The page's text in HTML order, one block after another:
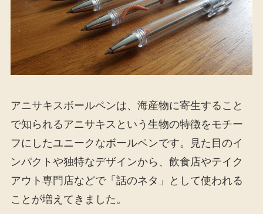
アニサキスボールペンは、海産物に寄生すること
で知られるアニサキスという生物の特徴をモチー
フにしたユニークなボールペンです。見た目のイ
ンパクトや独特なデザインから、飲食店やテイク
アウト専門店などで「話のネタ」として使われる
ことが増えてきました。